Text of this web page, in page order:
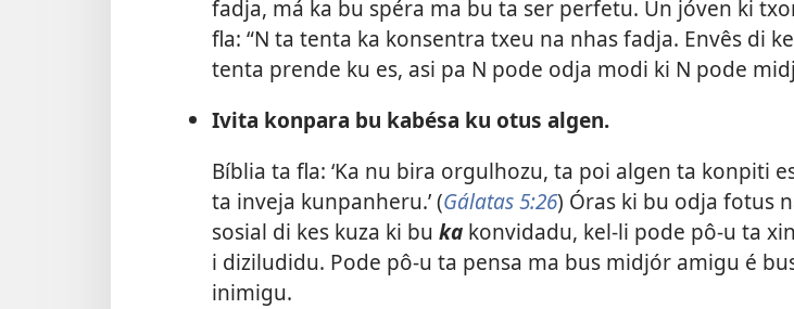
fadja, má ka bu spéra ma bu ta ser perfetu. Un jóven ki
fla: “N ta tenta ka konsentra txeu na nhas fadja. Envês di
tenta prende ku es, asi pa N pode odja modi ki N pode
Ivita konpara bu kabésa ku otus algen.
Bíblia ta fla: ‘Ka nu bira orgulhozu, ta poi algen ta konpiti
ta inveja kunpanheru.’ (Gálatas 5:26) Óras ki bu odja fotus
sosial di kes kuza ki bu kakonvidadu, kel-li pode pô-u ta
i diziludidu. Pode pô-u ta pensa ma bus midjór amigu é
inimigu.